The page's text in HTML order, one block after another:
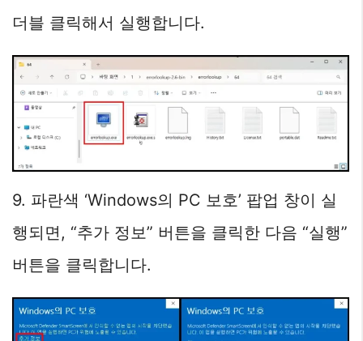
더블 클릭해서 실행합니다.
9. 파란색 ‘Windows의 PC 보호’ 팝업 창이 실
행되면, “추가 정보” 버튼을 클릭한 다음 “실행”
버튼을 클릭합니다.